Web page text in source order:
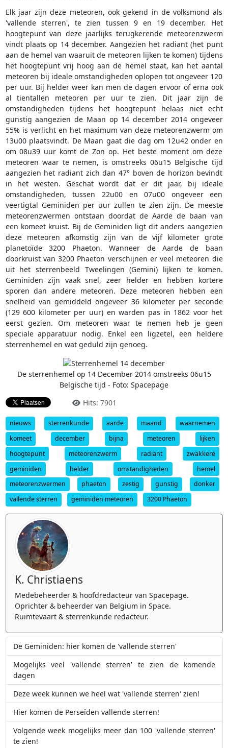
Elk jaar zijn deze meteoren, ook gekend in de volksmond als
'vallende sterren', te zien tussen 9 en 19 december. Het
hoogtepunt van deze jaarlijks terugkerende meteorenzwerm
vindt plaats op 14 december. Aangezien het radiant (het punt
aan de hemel van waaruit de meteoren lijken te komen) tijdens
het hoogtepunt vrij hoog aan de hemel staat, kan het aantal
meteoren bij ideale omstandigheden oplopen tot ongeveer 120
per uur. Bij helder weer kan men de dagen ervoor of erna ook
al tientallen meteoren per uur te zien. Dit jaar zijn de
omstandigheden tijdens het hoogtepunt helaas niet echt
gunstig aangezien de Maan op 14 december 2014 ongeveer
55% is verlicht en het maximum van deze meteorenzwerm om
13u00 plaatsvindt. De Maan gaat die dag om 12u42 onder en
om 08u39 uur komt de Zon op. Het beste moment om deze
meteoren waar te nemen, is omstreeks 06u15 Belgische tijd
aangezien het radiant zich dan 47° boven de horizon bevindt
in het westen. Geschat wordt dat er dit jaar, bij ideale
omstandigheden, tussen 22u00 en 07u00 ongeveer een
veertigtal Geminiden per uur zullen te zien zijn. De meeste
meteorenzwermen ontstaan doordat de Aarde de baan van
een komeet kruist. Bij de Geminiden ligt dit anders aangezien
deze meteoren afkomstig zijn van de vijf kilometer grote
planetoïde 3200 Phaeton. Wanneer de Aarde de baan
doorkruist van 3200 Phaeton verschijnen er veel meteoren die
uit het sterrenbeeld Tweelingen (Gemini) lijken te komen.
Geminiden zijn vaak snel, zeer helder en hebben kortere
sporen dan andere meteoren. Deze meteoren hebben een
snelheid van gemiddeld ongeveer 36 kilometer per seconde
(129 600 kilometer per uur) en warden pas in 1862 voor het
eerst gezien. Om meteoren waar te nemen heb je geen
speciale apparatuur nodig. Enkel een ligzetel, een heldere
sterrenhemel en wat geduld zijn genoeg.
De sterrenhemel op 14 December 2014 omstreeks 06u15
Belgische tijd - Foto: Spacepage
Hits: 7901
nieuws sterrenkunde aarde maand
waarnemen
komeet
december bijna meteoren
lijken
hoogtepunt
meteorenzwerm radiant
zwakkere
geminiden
helder omstandigheden
hemel
meteorenzwermen
phaeton zestig gunstig
donker
vallende sterren
geminiden meteoren 3200 Phaeton
K. Christiaens
Medebeheerder & hoofdredacteur van Spacepage.
Oprichter & beheerder van Belgium in Space.
Ruimtevaart & sterrenkunde redacteur.
De Geminiden: hier komen de 'vallende sterren'
Mogelijks veel 'vallende sterren' te zien de komende
dagen
Deze week kunnen we heel wat 'vallende sterren' zien!
Hier komen de Perseïden vallende sterren!
Volgende week mogelijks meer dan 100 'vallende sterren'
te zien!